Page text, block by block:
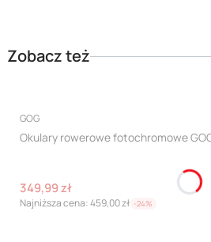
Zobacz też
Okazja
PRODUCENT
GOG
Okulary rowerowe fotochromowe GOG
Cena promocyjna
349,99 zł
Najniższa cena:459,00 zł -24%